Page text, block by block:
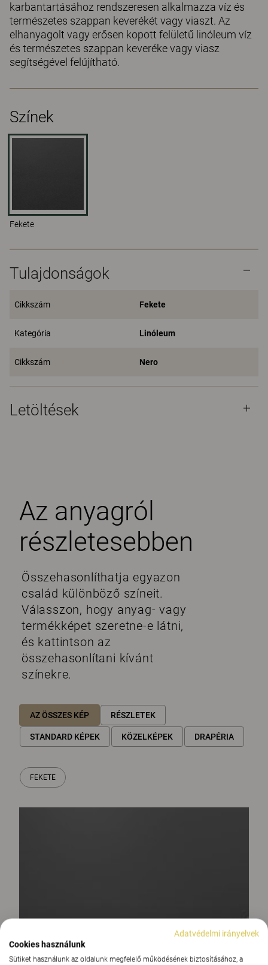
karbantartásához rendszeresen alkalmazza víz és
természetes szappan keverékét vagy viaszt. Az
elhanyagolt vagy erősen kopott felületű linóleum víz
és természetes szappan keveréke vagy viasz
segítségével felújítható.
Színek
Fekete
Tulajdonságok
Cikkszám Fekete
Kategória Linóleum
Cikkszám Nero
Letöltések
Az anyagról
részletesebben
Összehasonlíthatja egyazon
család különböző színeit.
Válasszon, hogy anyag- vagy
termékképet szeretne-e látni,
és kattintson az
összehasonlítani kívánt
színekre.
AZ ÖSSZES KÉP RÉSZLETEK
STANDARD KÉPEK KÖZELKÉPEK DRAPÉRIA
FEKETE
Adatvédelmi irányelvek
Cookies használunk
Sütiket használunk az oldalunk megfelelő működésének biztosításához, a